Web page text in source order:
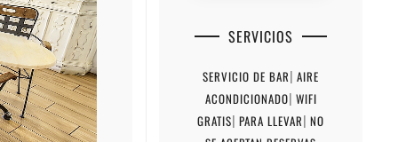
SERVICIOS
SERVICIO DE BAR|AIRE
ACONDICIONADO| WIFI
GRATIS|PARA LLEVAR|NO